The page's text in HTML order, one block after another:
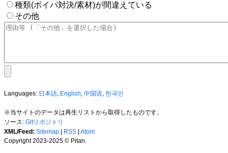
種類(ボイパ対決/素材)が間違えている
その他
Languages: 日本語, English, 中国语, 한국인
※当サイトのデータは再生リストから取得したものです。
ソース: Gitリポジトリ
XML/Feed: Sitemap RSS Atom
Copyright 2023-2025 © Pitan.